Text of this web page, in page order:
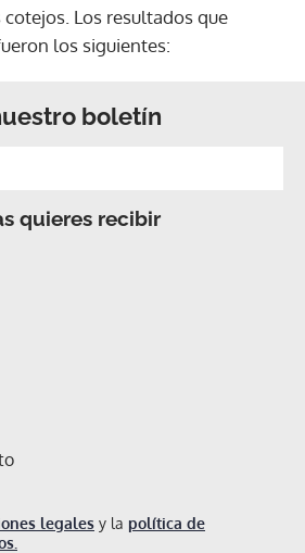
Los resultados que
los siguientes:
boletín
quieres recibir
legales y la política de